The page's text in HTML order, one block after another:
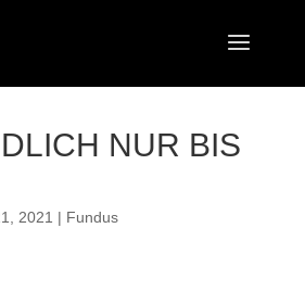
NUR BIS
2021 | Fundus